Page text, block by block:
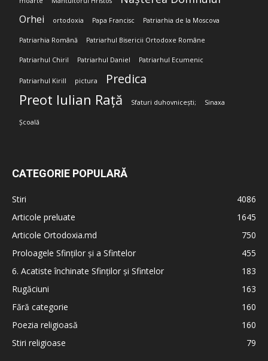
Orhei ortodoxia Papa Francisc Patriarhia de la Moscova
Patriarhia Română Patriarhul Bisericii Ortodoxe Române
Patriarhul Chiril Patriarhul Daniel Patriarhul Ecumenic
Patriarhul Kirill pictura Predica
Preot Iulian Rață Sfaturi duhovnicești; Sinaxa
Școală
CATEGORIE POPULARĂ
Stiri
4086
Articole preluate
1645
Articole Ortodoxia.md
750
Proloagele Sfinților și a Sfintelor
455
6. Acatiste închinate Sfinților și Sfintelor
183
Rugăciuni
163
Fără categorie
160
Poezia religioasă
160
Stiri religioase
79